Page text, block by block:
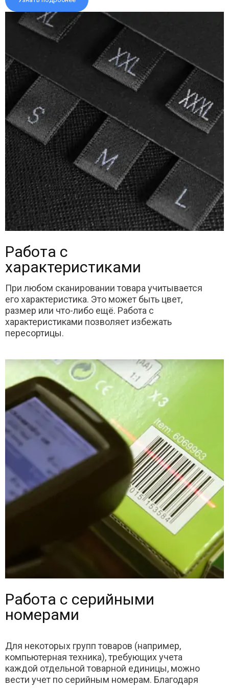
Работа с
характеристиками
При любом сканировании товара учитывается
его характеристика. Это может быть цвет,
размер или что-либо ещё. Работа с
характеристиками позволяет избежать
пересортицы.
Работа с серийными
номерами
Для некоторых групп товаров (например,
компьютерная техника), требующих учета
каждой отдельной товарной единицы, можно
вести учет по серийным номерам. Благодаря